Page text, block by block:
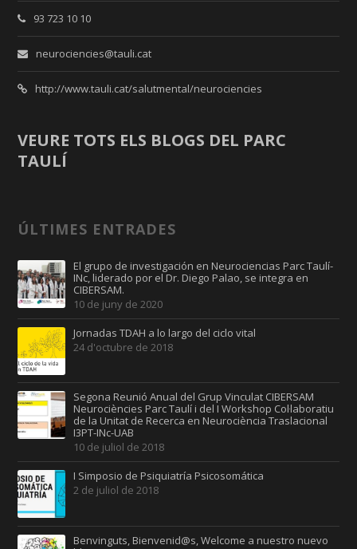
93 723 10 10
neurociencies@tauli.cat
http://www.tauli.cat/salutmental/neurociencies
VEURE TOTS ELS BLOGS DEL PARC
TAULÍ
ÚLTIMES ENTRADES
El grupo de investigación en Neurociencias Parc Taulí-
INc, liderado por el Dr. Diego Palao, se integra en
CIBERSAM.
10 de juny de 2020
Jornadas TDAH a lo largo del ciclo vital
24 d'octubre de 2018
Segona Reunió Anual del Grup Vinculat CIBERSAM
Neurociències Parc Taulí i del I Workshop Col·laboratiu
de la Unitat de Recerca en Neurociència Traslacional
I3PT-INc-UAB
10 de juliol de 2018
I Simposio de Psiquiatría Psicosomática
2 de juliol de 2018
Benvinguts, Bienvenid@s, Welcome a nuestro nuevo